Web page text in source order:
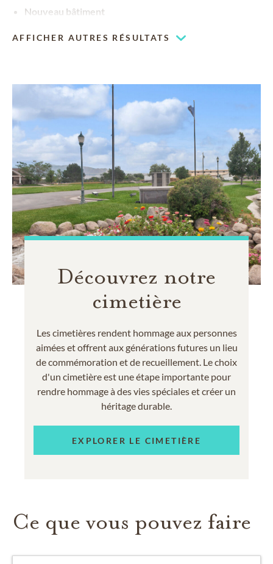
Nouveau bâtiment
Chapelle à espace adaptable
AFFICHER AUTRES RÉSULTATS
Découvrez notre
cimetière
Les cimetières rendent hommage aux personnes
aimées et offrent aux générations futures un lieu
de commémoration et de recueillement. Le choix
d'un cimetière est une étape importante pour
rendre hommage à des vies spéciales et créer un
héritage durable.
EXPLORER LE CIMETIÈRE
Ce que vous pouvez faire